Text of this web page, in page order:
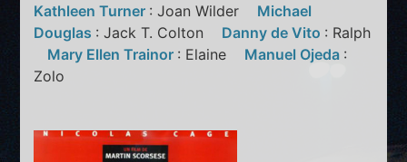
Kathleen Turner : Joan Wilder Michael
Douglas : Jack T. Colton Danny de Vito : Ralph
Mary Ellen Trainor : Elaine Manuel Ojeda :
Zolo